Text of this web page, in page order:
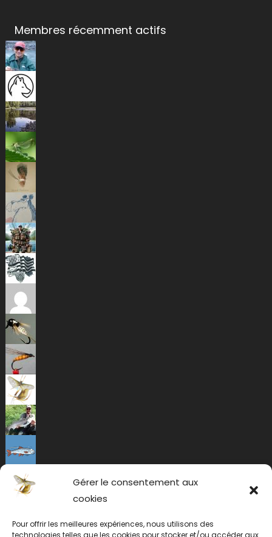
Gérer le consentement aux
cookies
Pour offrir les meilleures expériences, nous utilisons des
technologies telles que les cookies pour stocker et/ou accéder aux
Membres récemment actifs